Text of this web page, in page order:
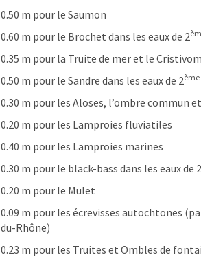
0.50 m pour le Saumon
0.60 m pour le Brochet dans les eaux de 2
0.35 m pour la Truite de mer et le
0.50 m pour le Sandre dans les eaux de 2ème
0.30 m pour les Aloses, l’ombre commun
0.20 m pour les Lamproies fluviatiles
0.40 m pour les Lamproies marines
0.30 m pour le black-bass dans les eaux de 2
0.20 m pour le Mulet
0.09 m pour les écrevisses autochtones
du-Rhône)
0.23 m pour les Truites et Ombles de